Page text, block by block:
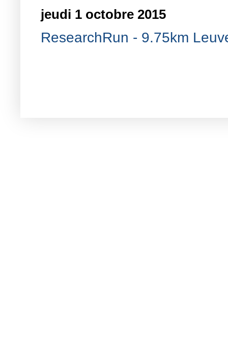
jeudi 1 octobre 2015
ResearchRun - 9.75km